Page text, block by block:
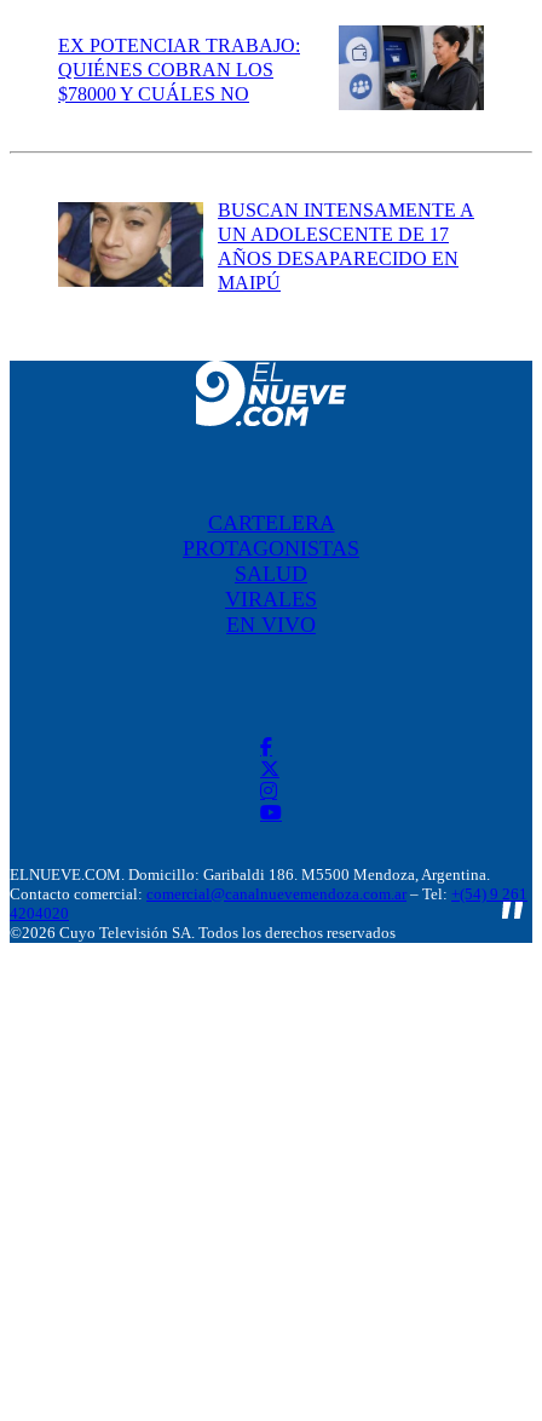
EX POTENCIAR TRABAJO:
QUIÉNES COBRAN LOS
$78000 Y CUÁLES NO
BUSCAN INTENSAMENTE A
UN ADOLESCENTE DE 17
AÑOS DESAPARECIDO EN
MAIPÚ
CARTELERA
PROTAGONISTAS
SALUD
VIRALES
EN VIVO
ELNUEVE.COM. Domicillo: Garibaldi 186. M5500 Mendoza, Argentina.
Contacto comercial: comercial@canalnuevemendoza.com.ar – Tel: +(54) 9 261
4204020
©2026 Cuyo Televisión SA. Todos los derechos reservados